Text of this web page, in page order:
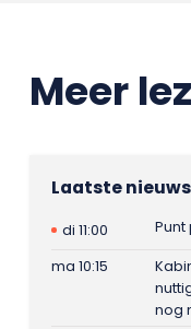
Meer
Laatste nieuws
di 11:00
ma 10:15
nog